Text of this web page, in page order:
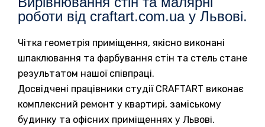
роботи від craftart.com.ua у Львові.
Чітка геометрія приміщення, якісно виконані
шпаклювання та фарбування стін та стель стане
результатом нашої співпраці.
Досвідчені працівники студії CRAFTART виконає
комплексний ремонт у квартирі, заміському
будинку та офісних приміщеннях у Львові.